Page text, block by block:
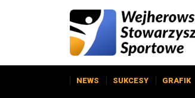
NEWS SUKCESY GRAFIK